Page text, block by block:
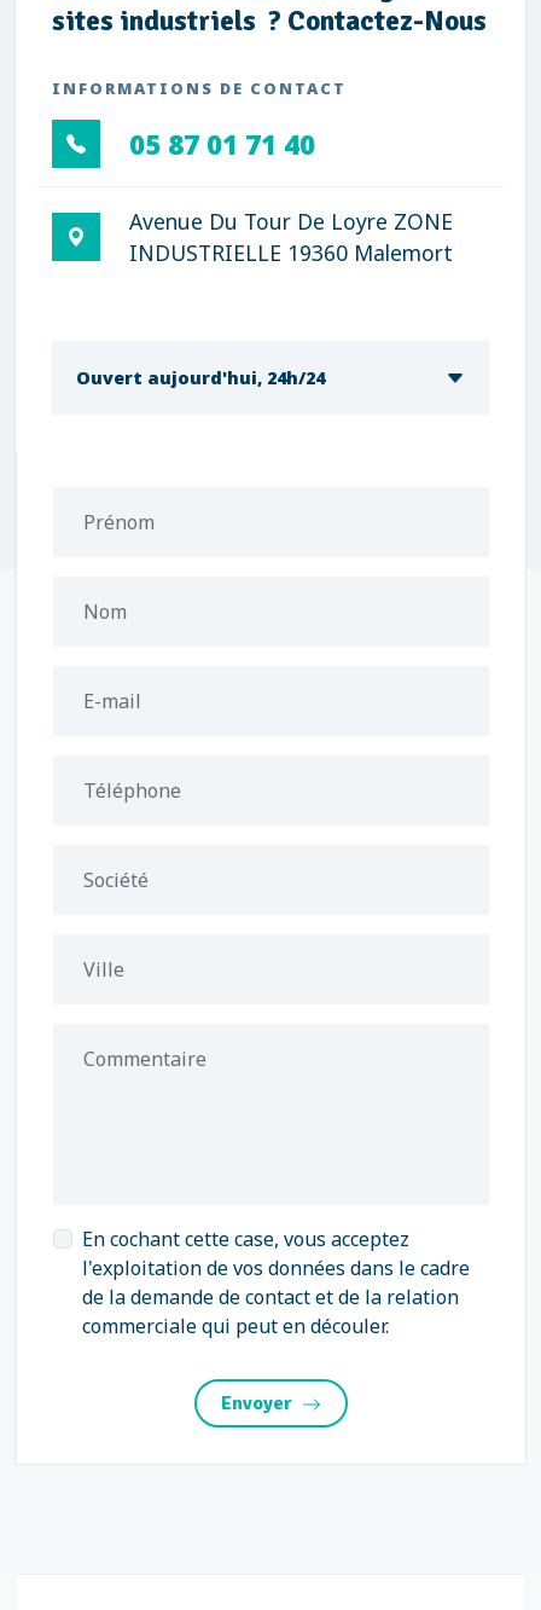
sites industriels ? Contactez-Nous
INFORMATIONS DE CONTACT
05 87 01 71 40
Avenue Du Tour De Loyre ZONE
INDUSTRIELLE 19360 Malemort
Ouvert aujourd'hui, 24h/24
Prénom
Nom
E-mail
Téléphone
Société
Ville
Commentaire
En cochant cette case, vous acceptez
l'exploitation de vos données dans le cadre
de la demande de contact et de la relation
commerciale qui peut en découler.
Envoyer